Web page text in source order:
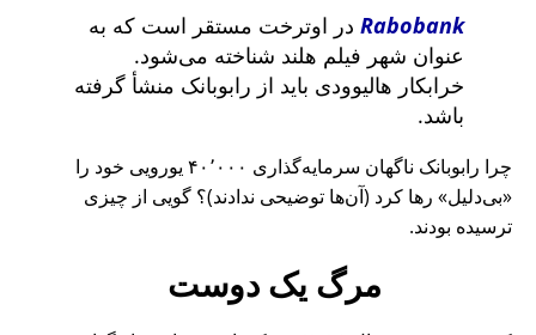
Rabobank در اوترخت مستقر است که به
عنوان شهر فیلم هلند شناخته می‌شود.
خرابکار هالیوودی باید از رابوبانک منشأ گرفته
باشد.
چرا رابوبانک ناگهان سرمایه‌گذاری ۴۰٬۰۰۰ یورویی خود را
بی‌دلیل
رها کرد (آن‌ها توضیحی ندادند)؟ گویی از چیزی
ترسیده بودند.
مرگ یک دوست